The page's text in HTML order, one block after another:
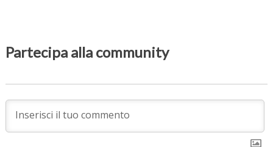
Partecipa alla community